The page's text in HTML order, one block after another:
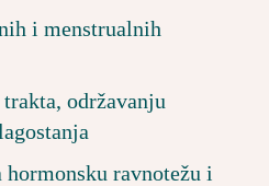
i menstrualnih
održavanju
ravnotežu i